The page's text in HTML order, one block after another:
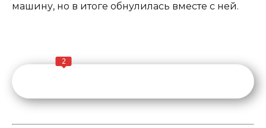
машину, но в итоге обнулилась вместе с ней.
2